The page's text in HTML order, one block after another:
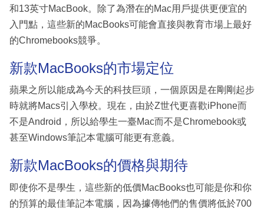
和13英寸MacBook。除了為潛在的Mac用戶提供更便宜的
入門點，這些新的MacBooks可能會直接與教育市場上最好
的Chromebooks競爭。
新款MacBooks的市場定位
蘋果之所以能成為今天的科技巨頭，一個原因是在剛剛起步
時就將Macs引入學校。現在，由於Z世代更喜歡iPhone而
不是Android，所以給學生一臺Mac而不是Chromebook或
甚至Windows筆記本電腦可能更有意義。
新款MacBooks的價格與期待
即使你不是學生，這些新的低價MacBooks也可能是你和你
的預算的最佳筆記本電腦，因為據傳牠們的售價將低於700